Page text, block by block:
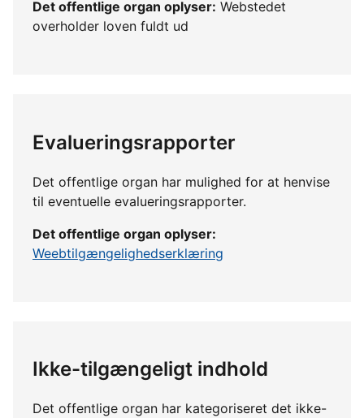
Det offentlige organ oplyser: Webstedet
overholder loven fuldt ud
Evalueringsrapporter
Det offentlige organ har mulighed for at henvise
til eventuelle evalueringsrapporter.
Det offentlige organ oplyser:
Weebtilgængelighedserklæring
Ikke-tilgængeligt indhold
Det offentlige organ har kategoriseret det ikke-